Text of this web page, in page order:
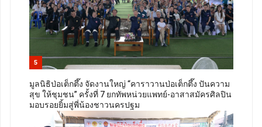
5
มูลนิธิป่อเต็กตึ๊ง จัดงานใหญ่ “คาราวานป่อเต็กตึ๊ง ปันความ
สุข ให้ชุมชน” ครั้งที่ 7 ยกทัพหน่วยแพทย์-อาสาสมัครศิลปิน
มอบรอยยิ้มสู่พี่น้องชาวนครปฐม